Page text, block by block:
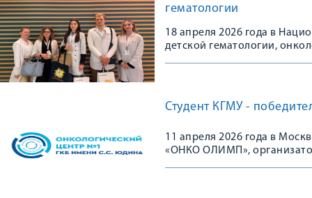
гематологии
18 апреля 2026 года в
детской гематологии,
Студент КГМУ -
11 апреля 2026 года в
«ОНКО ОЛИМП»,